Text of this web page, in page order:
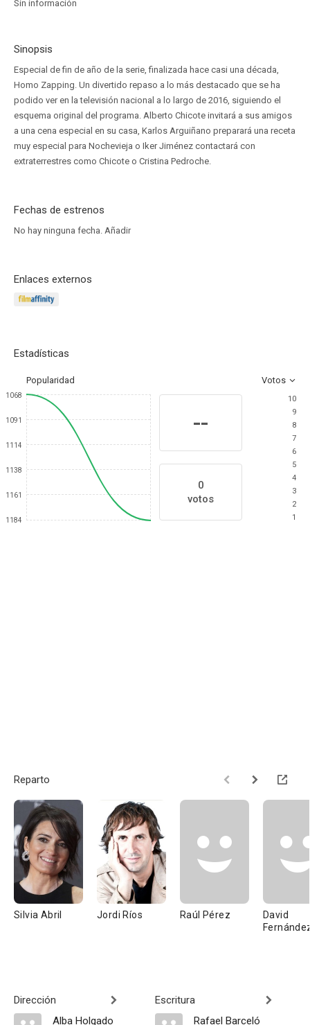
Sin información
Sinopsis
Especial de fin de año de la serie, finalizada hace casi una década,
Homo Zapping. Un divertido repaso a lo más destacado que se ha
podido ver en la televisión nacional a lo largo de 2016, siguiendo el
esquema original del programa. Alberto Chicote invitará a sus amigos
a una cena especial en su casa, Karlos Arguiñano preparará una receta
muy especial para Nochevieja o Iker Jiménez contactará con
extraterrestres como Chicote o Cristina Pedroche.
Fechas de estrenos
No hay ninguna fecha. Añadir
Enlaces externos
Estadísticas
Popularidad Votos
1068
1091
1114
1138
1161
1184
--
0
votos
10
9
8
7
6
5
4
3
2
1
Reparto
Silvia Abril Jordi Ríos Raúl Pérez
David
Dirección
Alba Holgado
Escritura
Rafael Barceló